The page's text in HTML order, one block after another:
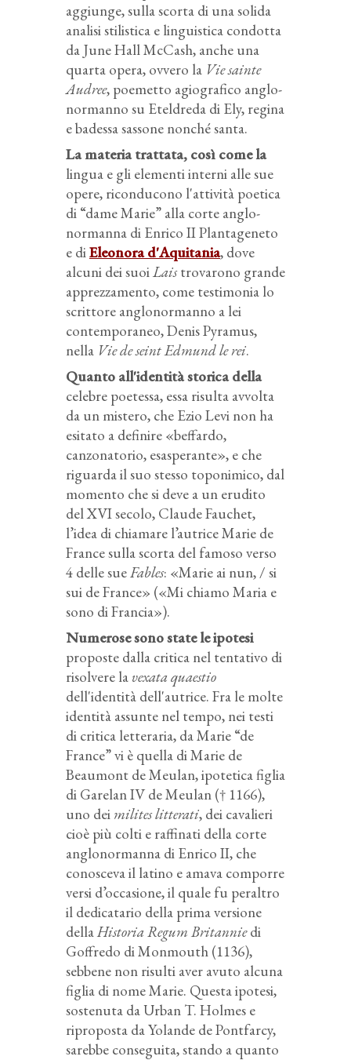
aggiunge, sulla scorta di una solida
analisi stilistica e linguistica condotta
da June Hall McCash, anche una
quarta opera, ovvero la Vie sainte
Audree, poemetto agiografico anglo-
normanno su Eteldreda di Ely, regina
e badessa sassone nonché santa.
La materia trattata, così come la
lingua e gli elementi interni alle sue
opere, riconducono l'attività poetica
di “dame Marie” alla corte anglo-
normanna di Enrico II Plantageneto
e diEleonora d'Aquitania, dove
alcuni dei suoiLaistrovarono grande
apprezzamento, come testimonia lo
scrittore anglonormanno a lei
contemporaneo, Denis Pyramus,
nella Vie de seint Edmund le rei.
Quanto all'identità storica della
celebre poetessa, essa risulta avvolta
da un mistero, che Ezio Levi non ha
esitato a definire «beffardo,
canzonatorio, esasperante», e che
riguarda il suo stesso toponimico, dal
momento che si deve a un erudito
del XVI secolo, Claude Fauchet,
l’idea di chiamare l’autrice Marie de
France sulla scorta del famoso verso
4 delle sueFables: «Marie ai nun, / si
sui de France» («Mi chiamo Maria e
sono di Francia»).
Numerose sono state le ipotesi
proposte dalla critica nel tentativo di
risolvere la vexata quaestio
dell'identità dell'autrice. Fra le molte
identità assunte nel tempo, nei testi
di critica letteraria, da Marie “de
France” vi è quella di Marie de
Beaumont de Meulan, ipotetica figlia
di Garelan IV de Meulan († 1166),
uno dei milites litterati, dei cavalieri
cioè più colti e raffinati della corte
anglonormanna di Enrico II, che
conosceva il latino e amava comporre
versi d’occasione, il quale fu peraltro
il dedicatario della prima versione
dellaHistoria Regum Britanniedi
Goffredo di Monmouth (1136),
sebbene non risulti aver avuto alcuna
figlia di nome Marie. Questa ipotesi,
sostenuta da Urban T. Holmes e
riproposta da Yolande de Pontfarcy,
sarebbe conseguita, stando a quanto